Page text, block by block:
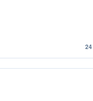
24